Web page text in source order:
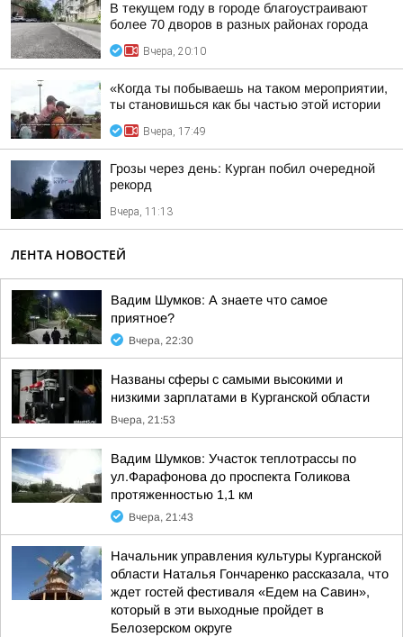
В текущем году в городе благоустраивают
более 70 дворов в разных районах города
Вчера, 20:10
«Когда ты побываешь на таком мероприятии,
ты становишься как бы частью этой истории
Вчера, 17:49
Грозы через день: Курган побил очередной
рекорд
Вчера, 11:13
ЛЕНТА НОВОСТЕЙ
Вадим Шумков: А знаете что самое
приятное?
Вчера, 22:30
Названы сферы с самыми высокими и
низкими зарплатами в Курганской области
Вчера, 21:53
Вадим Шумков: Участок теплотрассы по
ул.Фарафонова до проспекта Голикова
протяженностью 1,1 км
Вчера, 21:43
Начальник управления культуры Курганской
области Наталья Гончаренко рассказала, что
ждет гостей фестиваля «Едем на Савин»,
который в эти выходные пройдет в
Белозерском округе